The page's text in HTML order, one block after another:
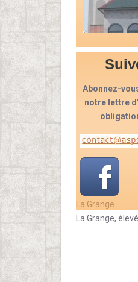
La Grange
La Grange,
Abonnez-
notre lettre